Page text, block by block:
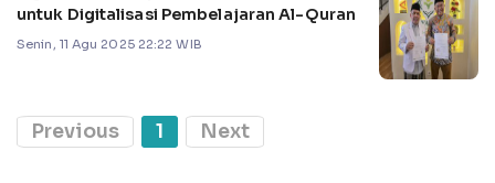
untuk Digitalisasi Pembelajaran Al-Quran
Senin, 11 Agu 2025 22:22 WIB
Previous 1 Next